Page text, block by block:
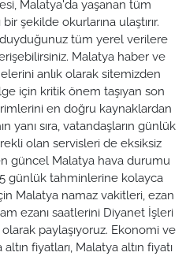
Malatya'da yaşanan tüm
şekilde okurlarına ulaştırır.
tüm yerel verilere
Malatya haber ve
anlık olarak sitemizden
için kritik önem taşıyan son
en doğru kaynaklardan
yanı sıra, vatandaşların günlük
olan servisleri de eksiksiz
güncel Malatya hava durumu
günlük tahminlerine kolayca
Malatya namaz vakitleri, ezan
ezanı saatlerini Diyanet İşleri
paylaşıyoruz. Ekonomi ve
fiyatları, Malatya altın fiyatı